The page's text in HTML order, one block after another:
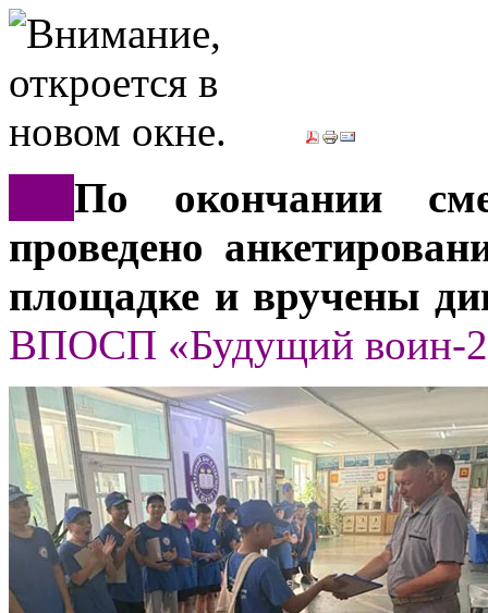
По окончании
проведено
площадке и вручены
ВПОСП «Будущий воин-